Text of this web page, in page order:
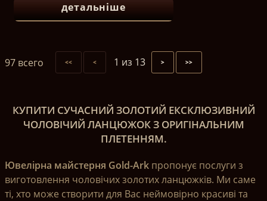
детальніше
97 всего << < 1 из 13 > >>
КУПИТИ СУЧАСНИЙ ЗОЛОТИЙ ЕКСКЛЮЗИВНИЙ
ЧОЛОВІЧИЙ ЛАНЦЮЖОК З ОРИГІНАЛЬНИМ
ПЛЕТЕННЯМ.
Ювелірна майстерня Gold-Arkпропонує послуги з
виготовлення чоловічих золотих ланцюжків. Ми саме
ті, хто може створити для Вас неймовірно красиві та